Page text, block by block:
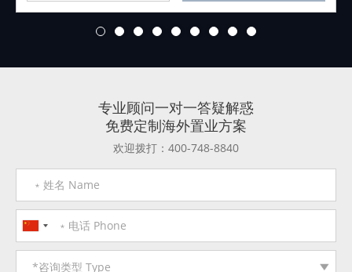
3 4 5 6 7 8 9
专业顾问一对一答疑解惑
免费定制海外置业方案
欢迎拨打：400-748-8840